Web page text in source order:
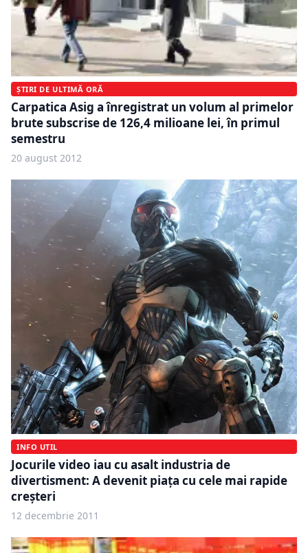
ȘTIRI DE ULTIMĂ ORĂ
Carpatica Asig a înregistrat un volum al primelor
brute subscrise de 126,4 milioane lei, în primul
semestru
20 august 2012
INFO UTIL
Jocurile video iau cu asalt industria de
divertisment: A devenit piaţa cu cele mai rapide
creşteri
12 decembrie 2011